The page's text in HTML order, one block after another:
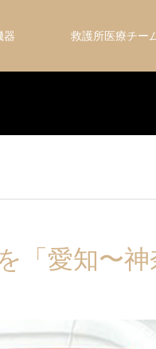
器 救護所医療チー
「愛知〜